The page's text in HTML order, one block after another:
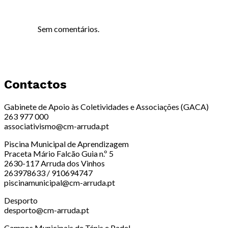
Sem comentários.
Contactos
Gabinete de Apoio às Coletividades e Associações (GACA)
263 977 000
associativismo@cm-arruda.pt
Piscina Municipal de Aprendizagem
Praceta Mário Falcão Guia n.º 5
2630-117 Arruda dos Vinhos
263978633 / 910694747
piscinamunicipal@cm-arruda.pt
Desporto
desporto@cm-arruda.pt